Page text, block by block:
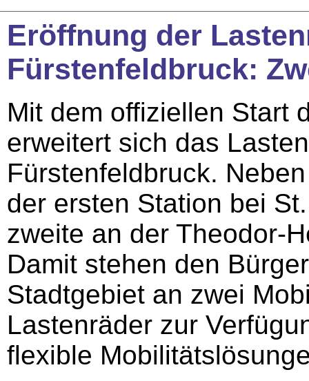
Eröffnung der
Fürstenfeldbruck:
Mit dem offiziellen Start
erweitert sich das
Fürstenfeldbruck.
der ersten Station bei
zweite an der Theodor-
Damit stehen den
Stadtgebiet an zwei
Lastenräder zur
flexible